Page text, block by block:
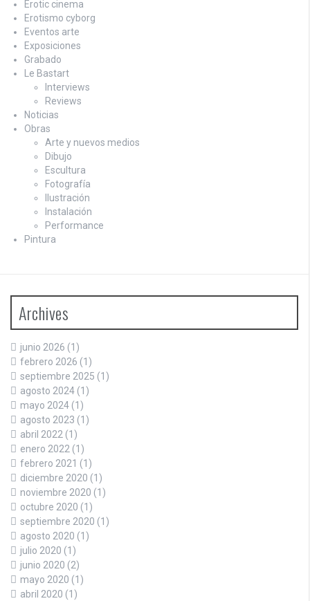
Erotic cinema
Erotismo cyborg
Eventos arte
Exposiciones
Grabado
Le Bastart
Interviews
Reviews
Noticias
Obras
Arte y nuevos medios
Dibujo
Escultura
Fotografía
Ilustración
Instalación
Performance
Pintura
Archives
junio 2026 (1)
febrero 2026 (1)
septiembre 2025 (1)
agosto 2024 (1)
mayo 2024 (1)
agosto 2023 (1)
abril 2022 (1)
enero 2022 (1)
febrero 2021 (1)
diciembre 2020 (1)
noviembre 2020 (1)
octubre 2020 (1)
septiembre 2020 (1)
agosto 2020 (1)
julio 2020 (1)
junio 2020 (2)
mayo 2020 (1)
abril 2020 (1)